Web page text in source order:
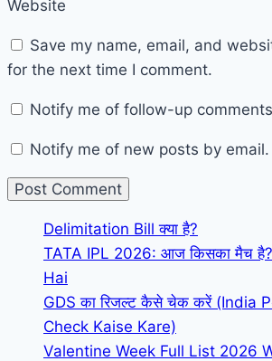
Website
Save my name, email, and
for the next time I comment.
Notify me of follow-up
Notify me of new posts by email.
Delimitation Bill क्या है?
TATA IPL 2026: आज किसका मैच
Hai
GDS का रिजल्ट कैसे चेक करें (India
Check Kaise Kare)
Valentine Week Full List 2026